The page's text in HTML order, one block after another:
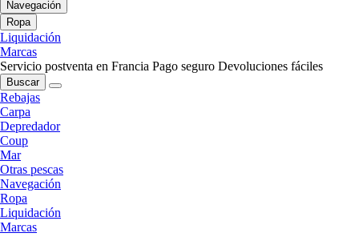
Navegación
Ropa
Liquidación
Marcas
Servicio postventa en Francia Pago seguro Devoluciones fáciles
Buscar
Rebajas
Carpa
Depredador
Coup
Mar
Otras pescas
Navegación
Ropa
Liquidación
Marcas